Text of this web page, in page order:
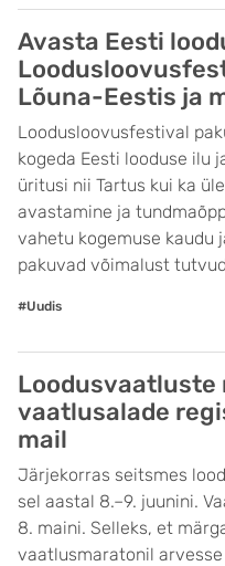
Avasta Eesti
Lõuna-Eestis ja
Loodusloovusfestival
kogeda Eesti looduse ilu
üritusi nii Tartus kui ka
avastamine ja
vahetu kogemuse kaudu
pakuvad võimalust
#Uudis
Loodusvaatluste
vaatlusalade
mail
Järjekorras seitsmes
sel aastal 8.–9. juunini.
8. maini. Selleks, et
vaatlusmaratonil